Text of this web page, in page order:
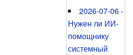
2026-07-06 -
Нужен ли ИИ-
помощнику
системный